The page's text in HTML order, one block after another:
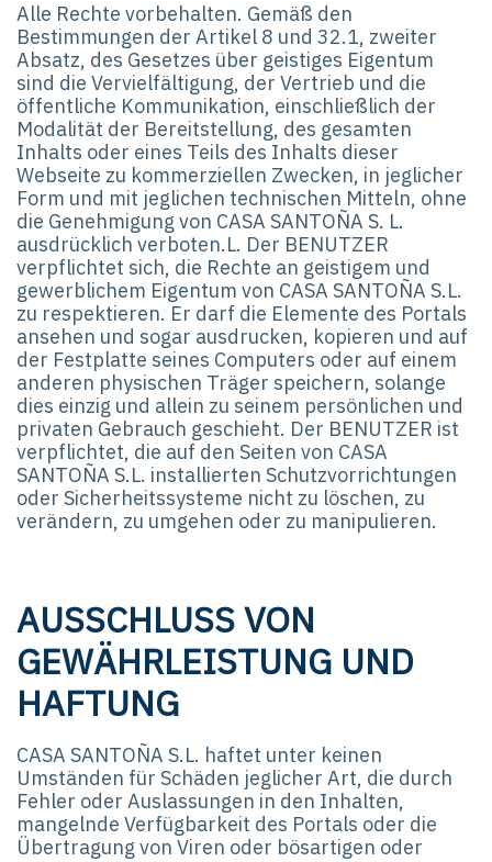
Alle Rechte vorbehalten. Gemäß den
Bestimmungen der Artikel 8 und 32.1, zweiter
Absatz, des Gesetzes über geistiges Eigentum
sind die Vervielfältigung, der Vertrieb und die
öffentliche Kommunikation, einschließlich der
Modalität der Bereitstellung, des gesamten
Inhalts oder eines Teils des Inhalts dieser
Webseite zu kommerziellen Zwecken, in jeglicher
Form und mit jeglichen technischen Mitteln, ohne
die Genehmigung von CASA SANTOÑA S. L.
ausdrücklich verboten.L. Der BENUTZER
verpflichtet sich, die Rechte an geistigem und
gewerblichem Eigentum von CASA SANTOÑA S.L.
zu respektieren. Er darf die Elemente des Portals
ansehen und sogar ausdrucken, kopieren und auf
der Festplatte seines Computers oder auf einem
anderen physischen Träger speichern, solange
dies einzig und allein zu seinem persönlichen und
privaten Gebrauch geschieht. Der BENUTZER ist
verpflichtet, die auf den Seiten von CASA
SANTOÑA S.L. installierten Schutzvorrichtungen
oder Sicherheitssysteme nicht zu löschen, zu
verändern, zu umgehen oder zu manipulieren.
AUSSCHLUSS VON
GEWÄHRLEISTUNG UND
HAFTUNG
CASA SANTOÑA S.L. haftet unter keinen
Umständen für Schäden jeglicher Art, die durch
Fehler oder Auslassungen in den Inhalten,
mangelnde Verfügbarkeit des Portals oder die
Übertragung von Viren oder bösartigen oder